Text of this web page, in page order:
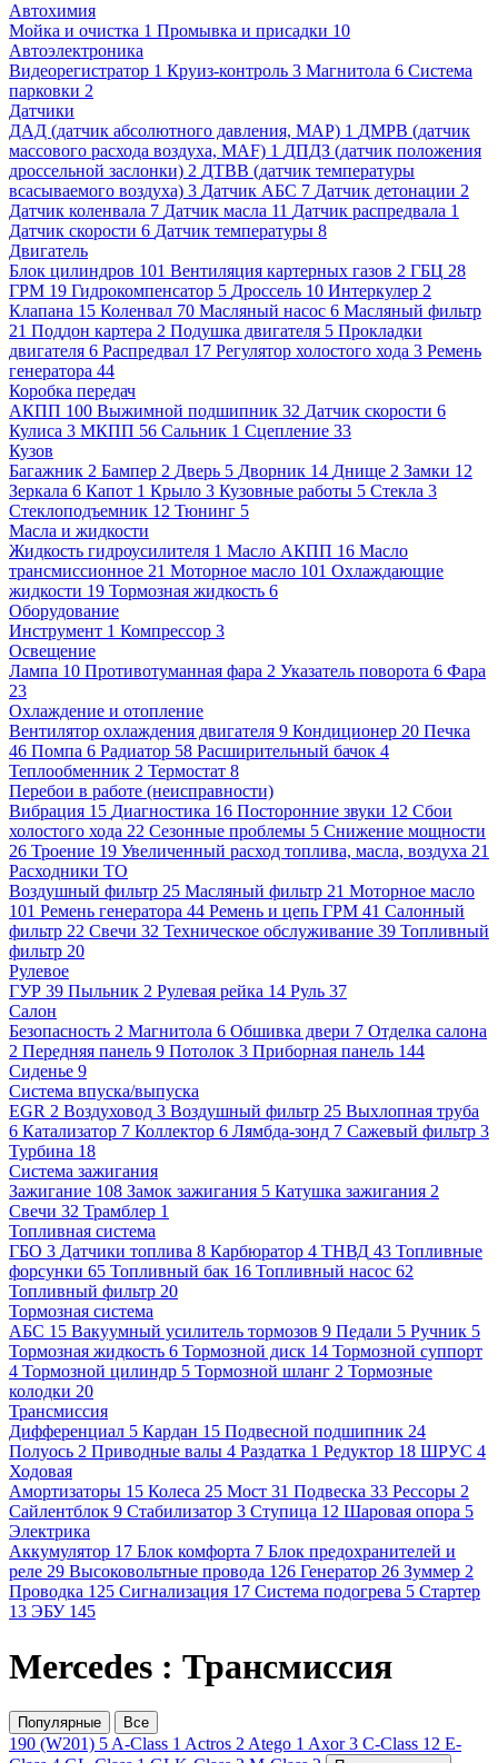
Автохимия
Мойка и очистка 1 Промывка и присадки 10
Автоэлектроника
Видеорегистратор 1 Круиз-контроль 3 Магнитола 6 Система
парковки 2
Датчики
ДАД (датчик абсолютного давления, MAP) 1 ДМРВ (датчик
массового расхода воздуха, MAF) 1 ДПДЗ (датчик положения
дроссельной заслонки) 2 ДТВВ (датчик температуры
всасываемого воздуха) 3 Датчик АБС 7 Датчик детонации 2
Датчик коленвала 7 Датчик масла 11 Датчик распредвала 1
Датчик скорости 6 Датчик температуры 8
Двигатель
Блок цилиндров 101 Вентиляция картерных газов 2 ГБЦ 28
ГРМ 19 Гидрокомпенсатор 5 Дроссель 10 Интеркулер 2
Клапана 15 Коленвал 70 Масляный насос 6 Масляный фильтр
21 Поддон картера 2 Подушка двигателя 5 Прокладки
двигателя 6 Распредвал 17 Регулятор холостого хода 3 Ремень
генератора 44
Коробка передач
АКПП 100 Выжимной подшипник 32 Датчик скорости 6
Кулиса 3 МКПП 56 Сальник 1 Сцепление 33
Кузов
Багажник 2 Бампер 2 Дверь 5 Дворник 14 Днище 2 Замки 12
Зеркала 6 Капот 1 Крыло 3 Кузовные работы 5 Стекла 3
Стеклоподъемник 12 Тюнинг 5
Масла и жидкости
Жидкость гидроусилителя 1 Масло АКПП 16 Масло
трансмиссионное 21 Моторное масло 101 Охлаждающие
жидкости 19 Тормозная жидкость 6
Оборудование
Инструмент 1 Компрессор 3
Освещение
Лампа 10 Противотуманная фара 2 Указатель поворота 6 Фара
23
Охлаждение и отопление
Вентилятор охлаждения двигателя 9 Кондиционер 20 Печка
46 Помпа 6 Радиатор 58 Расширительный бачок 4
Теплообменник 2 Термостат 8
Перебои в работе (неисправности)
Вибрация 15 Диагностика 16 Посторонние звуки 12 Сбои
холостого хода 22 Сезонные проблемы 5 Снижение мощности
26 Троение 19 Увеличенный расход топлива, масла, воздуха 21
Расходники ТО
Воздушный фильтр 25 Масляный фильтр 21 Моторное масло
101 Ремень генератора 44 Ремень и цепь ГРМ 41 Салонный
фильтр 22 Свечи 32 Техническое обслуживание 39 Топливный
фильтр 20
Рулевое
ГУР 39 Пыльник 2 Рулевая рейка 14 Руль 37
Салон
Безопасность 2 Магнитола 6 Обшивка двери 7 Отделка салона
2 Передняя панель 9 Потолок 3 Приборная панель 144
Сиденье 9
Система впуска/выпуска
EGR 2 Воздуховод 3 Воздушный фильтр 25 Выхлопная труба
6 Катализатор 7 Коллектор 6 Лямбда-зонд 7 Сажевый фильтр 3
Турбина 18
Система зажигания
Зажигание 108 Замок зажигания 5 Катушка зажигания 2
Свечи 32 Трамблер 1
Топливная система
ГБО 3 Датчики топлива 8 Карбюратор 4 ТНВД 43 Топливные
форсунки 65 Топливный бак 16 Топливный насос 62
Топливный фильтр 20
Тормозная система
АБС 15 Вакуумный усилитель тормозов 9 Педали 5 Ручник 5
Тормозная жидкость 6 Тормозной диск 14 Тормозной суппорт
4 Тормозной цилиндр 5 Тормозной шланг 2 Тормозные
колодки 20
Трансмиссия
Дифференциал 5 Кардан 15 Подвесной подшипник 24
Полуось 2 Приводные валы 4 Раздатка 1 Редуктор 18 ШРУС 4
Ходовая
Амортизаторы 15 Колеса 25 Мост 31 Подвеска 33 Рессоры 2
Сайлентблок 9 Стабилизатор 3 Ступица 12 Шаровая опора 5
Электрика
Аккумулятор 17 Блок комфорта 7 Блок предохранителей и
реле 29 Высоковольтные провода 126 Генератор 26 Зуммер 2
Проводка 125 Сигнализация 17 Система подогрева 5 Стартер
13 ЭБУ 145
Mercedes : Трансмиссия
Популярные Все
190 (W201) 5 A-Class 1 Actros 2 Atego 1 Axor 3 C-Class 12 E-